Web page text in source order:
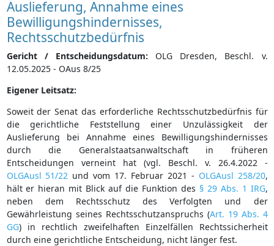
Auslieferung, Annahme eines
Bewilligungshindernisses,
Rechtsschutzbedürfnis
Gericht / Entscheidungsdatum: OLG Dresden, Beschl. v.
12.05.2025 - OAus 8/25
Eigener Leitsatz:
Soweit der Senat das erforderliche Rechtsschutzbedürfnis für
die gerichtliche Feststellung einer Unzulässigkeit der
Auslieferung bei Annahme eines Bewilligungshindernisses
durch die Generalstaatsanwaltschaft in früheren
Entscheidungen verneint hat (vgl. Beschl. v. 26.4.2022 -
OLGAusl 51/22 und vom 17. Februar 2021 - OLGAusl 258/20,
hält er hieran mit Blick auf die Funktion des § 29 Abs. 1 IRG,
neben dem Rechtsschutz des Verfolgten und der
Gewährleistung seines Rechtsschutzanspruchs (Art. 19 Abs. 4
GG) in rechtlich zweifelhaften Einzelfällen Rechtssicherheit
durch eine gerichtliche Entscheidung, nicht länger fest.